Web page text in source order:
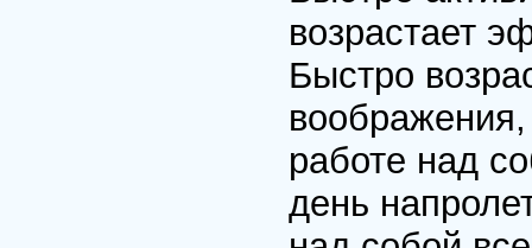
возрастает
Быстро
воображения,
работе над
день